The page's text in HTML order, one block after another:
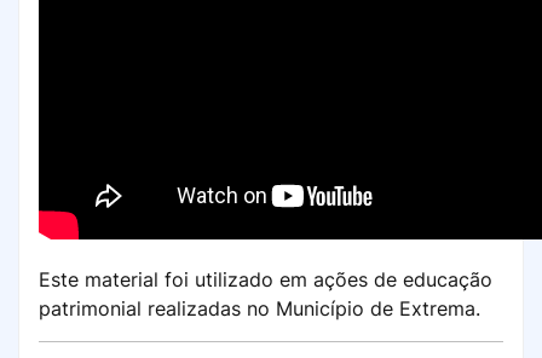
Este material foi utilizado em ações de educação
patrimonial realizadas no Município de Extrema.